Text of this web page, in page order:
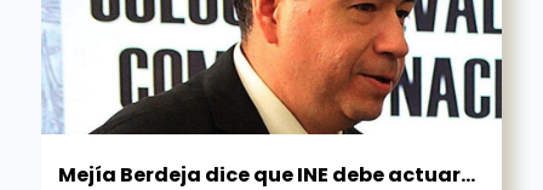
Mejía Berdeja dice que INE debe actuar...